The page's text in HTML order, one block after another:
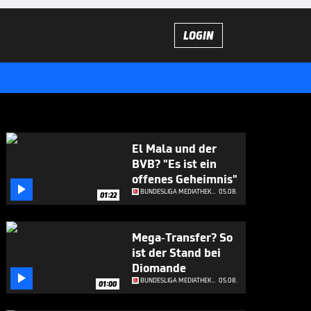
LOGIN
 01:22
El Mala und der
BVB? "Es ist ein
offenes Geheimnis"
BUNDESLIGA MEDIATHEK HIGHLIGHTS 05.08.
 01:00
Mega-Transfer? So
ist der Stand bei
Diomande
BUNDESLIGA MEDIATHEK HIGHLIGHTS 05.08.